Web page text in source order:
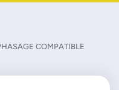
COMPATIBLE